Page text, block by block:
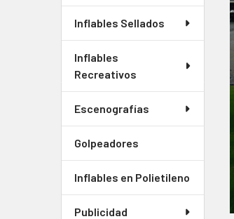
Inflables Sellados
Inflables
Recreativos
Escenografías
Golpeadores
Inflables en Polietileno
Publicidad